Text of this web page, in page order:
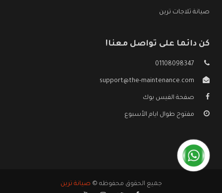
صيانة ثلاجات ترين
كن دائما على تواصل معنا!
01108098347
support@the-maintenance.com
صفحة الفيس بوك
مفتوح طوال ايام الأسبوع
جميع الحقوق محفوظه © صيانة ترين